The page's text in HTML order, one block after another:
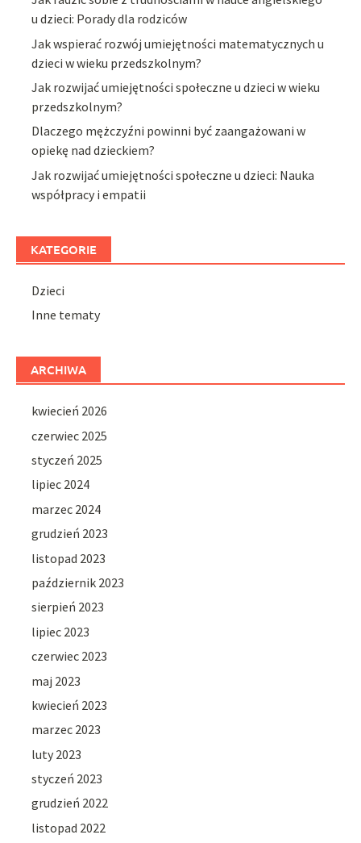
u dzieci: Porady dla rodziców
Jak wspierać rozwój umiejętności matematycznych u
dzieci w wieku przedszkolnym?
Jak rozwijać umiejętności społeczne u dzieci w wieku
przedszkolnym?
Dlaczego mężczyźni powinni być zaangażowani w
opiekę nad dzieckiem?
Jak rozwijać umiejętności społeczne u dzieci: Nauka
współpracy i empatii
KATEGORIE
Dzieci
Inne tematy
ARCHIWA
kwiecień 2026
czerwiec 2025
styczeń 2025
lipiec 2024
marzec 2024
grudzień 2023
listopad 2023
październik 2023
sierpień 2023
lipiec 2023
czerwiec 2023
maj 2023
kwiecień 2023
marzec 2023
luty 2023
styczeń 2023
grudzień 2022
listopad 2022